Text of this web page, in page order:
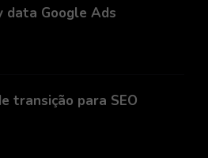
data Google Ads
transição para SEO